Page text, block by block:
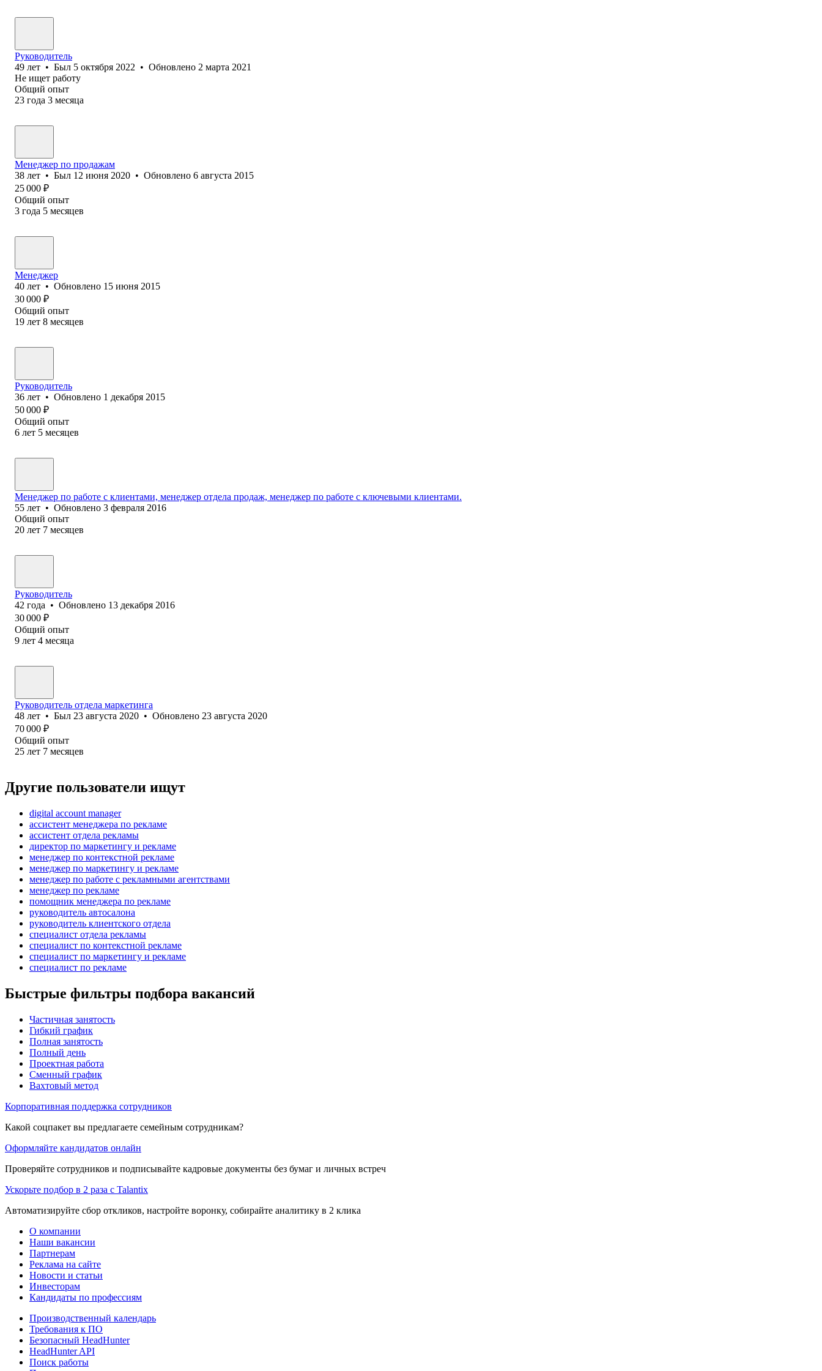
Руководитель
49 лет • Был 5 октября 2022 • Обновлено 2 марта 2021
Не ищет работу
Общий опыт
23 года 3 месяца
Менеджер по продажам
38 лет • Был 12 июня 2020 • Обновлено 6 августа 2015
25 000 ₽
Общий опыт
3 года 5 месяцев
Менеджер
40 лет • Обновлено 15 июня 2015
30 000 ₽
Общий опыт
19 лет 8 месяцев
Руководитель
36 лет • Обновлено 1 декабря 2015
50 000 ₽
Общий опыт
6 лет 5 месяцев
Менеджер по работе с клиентами, менеджер отдела продаж, менеджер по работе с ключевыми клиентами.
55 лет • Обновлено 3 февраля 2016
Общий опыт
20 лет 7 месяцев
Руководитель
42 года • Обновлено 13 декабря 2016
30 000 ₽
Общий опыт
9 лет 4 месяца
Руководитель отдела маркетинга
48 лет • Был 23 августа 2020 • Обновлено 23 августа 2020
70 000 ₽
Общий опыт
25 лет 7 месяцев
Другие пользователи ищут
digital account manager
ассистент менеджера по рекламе
ассистент отдела рекламы
директор по маркетингу и рекламе
менеджер по контекстной рекламе
менеджер по маркетингу и рекламе
менеджер по работе с рекламными агентствами
менеджер по рекламе
помощник менеджера по рекламе
руководитель автосалона
руководитель клиентского отдела
специалист отдела рекламы
специалист по контекстной рекламе
специалист по маркетингу и рекламе
специалист по рекламе
Быстрые фильтры подбора вакансий
Частичная занятость
Гибкий график
Полная занятость
Полный день
Проектная работа
Сменный график
Вахтовый метод
Корпоративная поддержка сотрудников
Какой соцпакет вы предлагаете семейным сотрудникам?
Оформляйте кандидатов онлайн
Проверяйте сотрудников и подписывайте кадровые документы без бумаг и личных встреч
Ускорьте подбор в 2 раза с Talantix
Автоматизируйте сбор откликов, настройте воронку, собирайте аналитику в 2 клика
О компании
Наши вакансии
Партнерам
Реклама на сайте
Новости и статьи
Инвесторам
Кандидаты по профессиям
Производственный календарь
Требования к ПО
Безопасный HeadHunter
HeadHunter API
Поиск работы